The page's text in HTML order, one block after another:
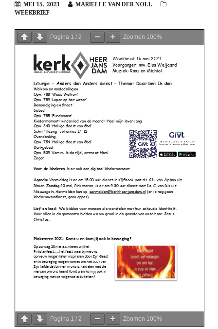
MEI 15, 2021
MARIELLE VAN DER NOLL
WEEKBRIEF
Pagina 1 / 2 Zoomen 100%
Pagina 1 / 2 Zoomen 100%